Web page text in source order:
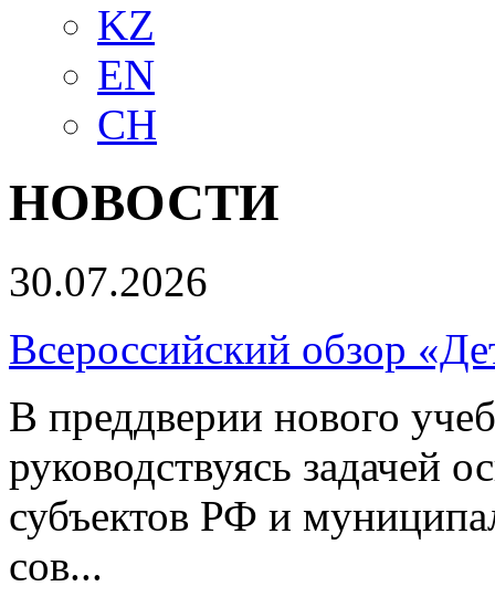
KZ
EN
CH
НОВОСТИ
30.07.2026
Всероссийский обзор
В преддверии нового
руководствуясь задачей
субъектов РФ и
сов...